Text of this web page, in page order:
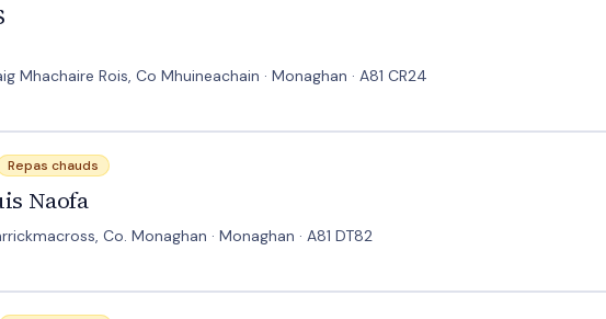
Mhachaire Rois, Co Mhuineachain · Monaghan · A81 CR24
Repas chauds
Naofa
Co. Monaghan · Monaghan · A81 DT82